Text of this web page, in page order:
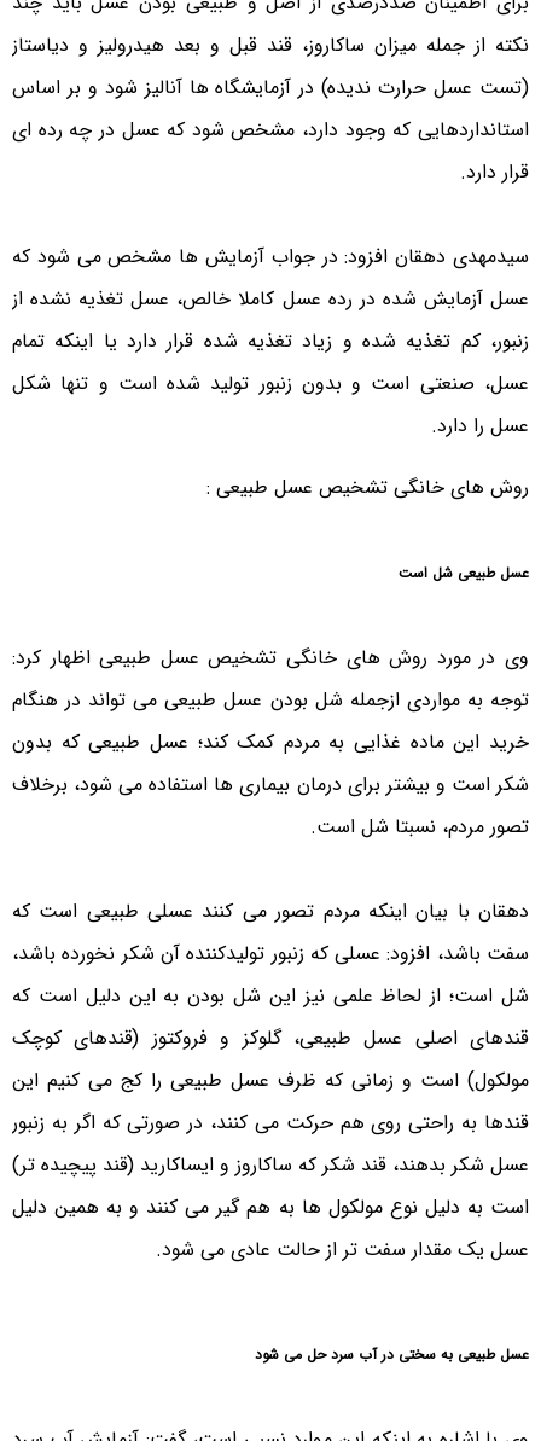
نکته از جمله میزان ساکاروز، قند قبل و بعد هیدرولیز و دیاستاز
(تست عسل حرارت ندیده) در آزمایشگاه ها آنالیز شود و بر اساس
استانداردهایی که وجود دارد، مشخص شود که عسل در چه رده ای
قرار دارد.
سیدمهدی دهقان افزود: در جواب آزمایش ها مشخص می شود که
عسل آزمایش شده در رده عسل کاملا خالص، عسل تغذیه نشده از
زنبور، کم تغذیه شده و زیاد تغذیه شده قرار دارد یا اینکه تمام
عسل، صنعتی است و بدون زنبور تولید شده است و تنها شکل
عسل را دارد.
روش های خانگی تشخیص عسل طبیعی :
عسل طبیعی شل است
وی در مورد روش های خانگی تشخیص عسل طبیعی اظهار کرد:
توجه به مواردی ازجمله شل بودن عسل طبیعی می تواند در هنگام
خرید این ماده غذایی به مردم کمک کند؛ عسل طبیعی که بدون
شکر است و بیشتر برای درمان بیماری ها استفاده می شود، برخلاف
تصور مردم، نسبتا شل است.
دهقان با بیان اینکه مردم تصور می کنند عسلی طبیعی است که
سفت باشد، افزود: عسلی که زنبور تولیدکننده آن شکر نخورده باشد،
شل است؛ از لحاظ علمی نیز این شل بودن به این دلیل است که
قندهای اصلی عسل طبیعی، گلوکز و فروکتوز (قندهای کوچک
مولکول) است و زمانی که ظرف عسل طبیعی را کج می کنیم این
قندها به راحتی روی هم حرکت می کنند، در صورتی که اگر به زنبور
عسل شکر بدهند، قند شکر که ساکاروز و ایساکارید (قند پیچیده تر)
است به دلیل نوع مولکول ها به هم گیر می کنند و به همین دلیل
عسل یک مقدار سفت تر از حالت عادی می شود.
عسل طبیعی به سختی در آب سرد حل می شود